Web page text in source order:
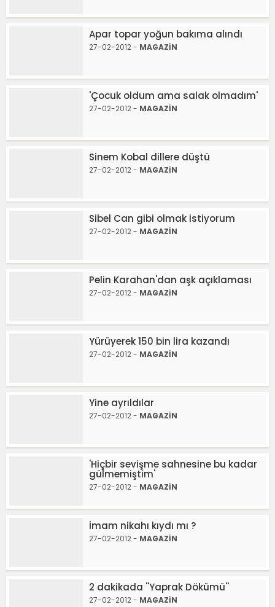
Apar topar yoğun bakıma alındı
27-02-2012 - MAGAZİN
'Çocuk oldum ama salak olmadım'
27-02-2012 - MAGAZİN
Sinem Kobal dillere düştü
27-02-2012 - MAGAZİN
Sibel Can gibi olmak istiyorum
27-02-2012 - MAGAZİN
Pelin Karahan'dan aşk açıklaması
27-02-2012 - MAGAZİN
Yürüyerek 150 bin lira kazandı
27-02-2012 - MAGAZİN
Yine ayrıldılar
27-02-2012 - MAGAZİN
'Hiçbir sevişme sahnesine bu kadar
gülmemiştim'
27-02-2012 - MAGAZİN
İmam nikahı kıydı mı ?
27-02-2012 - MAGAZİN
2 dakikada ''Yaprak Dökümü''
27-02-2012 - MAGAZİN